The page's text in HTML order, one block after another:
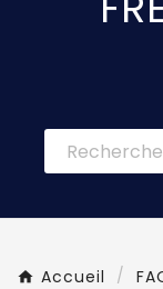
Accueil